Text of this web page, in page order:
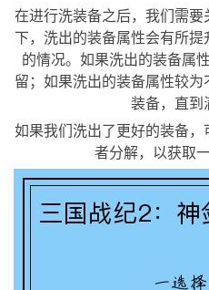
在进行洗装备之后，我们需
下，洗出的装备属性会有所
的情况。如果洗出的装备属
留；如果洗出的装备属性较
装备，直到
如果我们洗出了更好的装备
者分解，以获取